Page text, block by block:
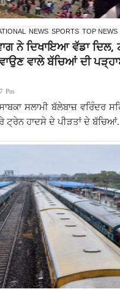
NEWS SPORTS TOP NEWS
ਨੇ ਦਿਖਾਇਆ ਵੱਡਾ ਦਿਲ,
ਵਾਲੇ ਬੱਚਿਆਂ ਦੀ
Pm
ਸਲਾਮੀ ਬੱਲੇਬਾਜ਼ ਵਰਿੰਦਰ
ਟ੍ਰੇਨ ਹਾਦਸੇ ਦੇ ਪੀੜਤਾਂ ਦੇ